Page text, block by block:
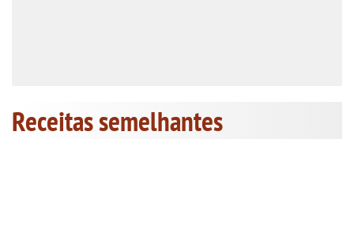
Receitas semelhantes